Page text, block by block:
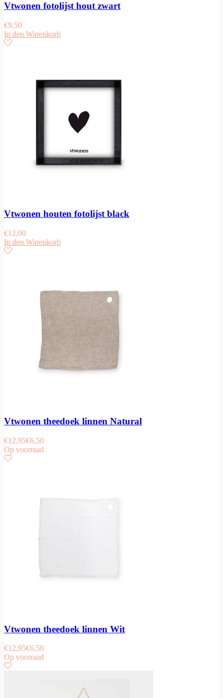
Vtwonen fotolijst hout zwart
€9,50
In den Warenkorb
Vtwonen houten fotolijst black
€12,00
In den Warenkorb
Vtwonen theedoek linnen Natural
€12,95€6,50
Op voorraad
Vtwonen theedoek linnen Wit
€12,95€6,50
Op voorraad